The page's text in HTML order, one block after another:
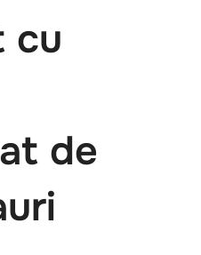
cu
de